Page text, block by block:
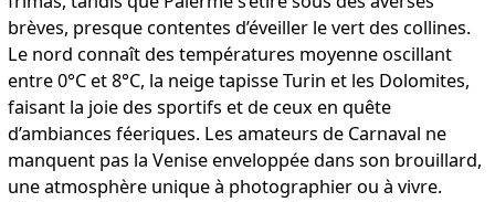
brèves, presque contentes d’éveiller le vert des collines.
Le nord connaît des températures moyenne oscillant
entre 0°C et 8°C, la neige tapisse Turin et les Dolomites,
faisant la joie des sportifs et de ceux en quête
d’ambiances féeriques. Les amateurs de Carnaval ne
manquent pas la Venise enveloppée dans son brouillard,
une atmosphère unique à photographier ou à vivre.